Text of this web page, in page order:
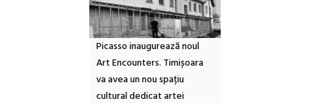
Picasso inaugurează noul
Art Encounters. Timișoara
va avea un nou spațiu
cultural dedicat artei